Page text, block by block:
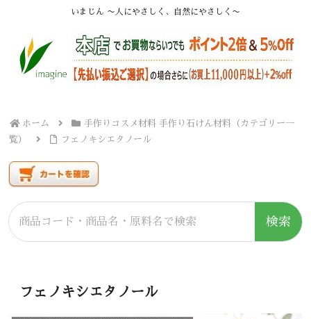
いまじん 〜人にやさしく、自然にやさしく〜
ホーム
手作りコスメ材料 手作り石けん材料（カテゴリー一
覧）
フェノキシエタノール
検索
フェノキシエタノール